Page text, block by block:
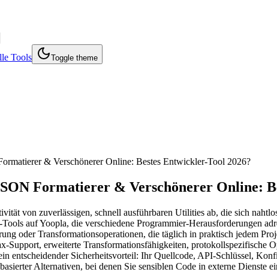
Tools Toggle theme
& Verschönerer Online: Bestes Entwickler-Tool 2026?
Formatierer & Verschönerer Online:
von zuverlässigen, schnell ausführbaren Utilities ab, die sich
auf Yoopla, die verschiedene Programmier-Herausforderungen
oder Transformationsoperationen, die täglich in praktisch jedem
erweiterte Transformationsfähigkeiten, protokollspezifische
entscheidender Sicherheitsvorteil: Ihr Quellcode, API-Schlüssel,
Alternativen, bei denen Sie sensiblen Code in externe Dienste